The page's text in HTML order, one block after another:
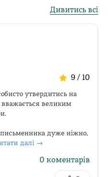
Дивитись всі
9 / 10
утвердитись на
великим
далі →
0 коментарів